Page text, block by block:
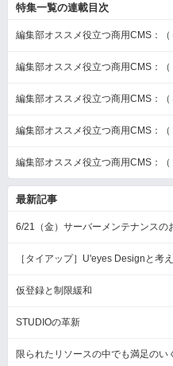
特集一覧の連載目次
編集部オススメ役立つ商用CMS：
編集部オススメ役立つ商用CMS：
編集部オススメ役立つ商用CMS：
編集部オススメ役立つ商用CMS：
編集部オススメ役立つ商用CMS：
最新記事
6/21（金）サーバーメンテナンスの
［タイアップ］U'eyes Designと考
仮登録と制限緩和
STUDIOの革新
限られたリソースの中でも満足のい